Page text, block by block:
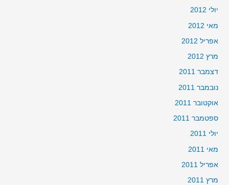
יולי 2012
מאי 2012
אפריל 2012
מרץ 2012
דצמבר 2011
נובמבר 2011
אוקטובר 2011
ספטמבר 2011
יולי 2011
מאי 2011
אפריל 2011
מרץ 2011